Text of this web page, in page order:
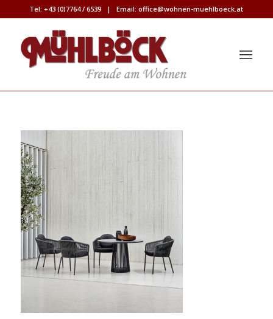
Tel:+43 (0)7764 / 6539 | Email:office@wohnen-muehlboeck.at